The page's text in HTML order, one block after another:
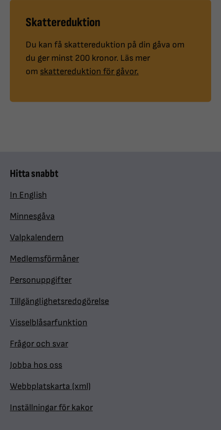
Skattereduktion
Du kan få skattereduktion på din gåva om
du ger minst 200 kronor. Läs mer
om skattereduktion för gåvor.
Hitta snabbt
In English
Minnesgåva
Valpkalendern
Medlemsförmåner
Personuppgifter
Tillgänglighetsredogörelse
Visselblåsarfunktion
Frågor och svar
Jobba hos oss
Webbplatskarta (xml)
Inställningar för kakor